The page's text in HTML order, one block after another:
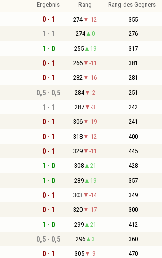
Ergebnis Rang Rang des Gegners
0 - 1 274 -12 355
1 - 1 274 0 276
1 - 0 255 19 317
0 - 1 266 -11 381
0 - 1 282 -16 281
0,5 - 0,5 284 -2 251
1 - 1 287 -3 242
0 - 1 306 -19 241
0 - 1 318 -12 400
0 - 1 329 -11 445
1 - 0 308 21 428
1 - 0 289 19 357
0 - 1 303 -14 349
0 - 1 320 -17 300
1 - 0 299 21 412
0,5 - 0,5 296 3 360
0 - 1 305 -9 470